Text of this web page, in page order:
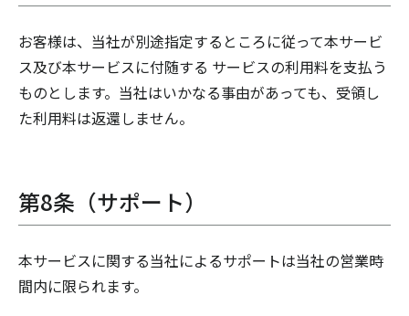
お客様は、当社が別途指定するところに従って本サービ
ス及び本サービスに付随する サービスの利用料を支払う
ものとします。当社はいかなる事由があっても、受領し
た利用料は返還しません。
第8条（サポート）
本サービスに関する当社によるサポートは当社の営業時
間内に限られます。